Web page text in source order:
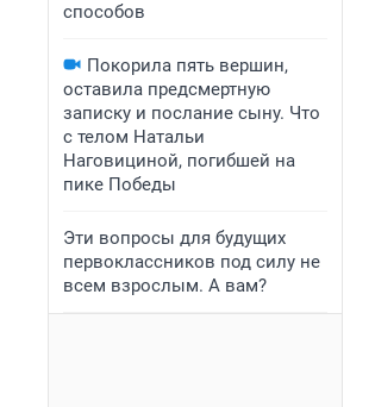
способов
Покорила пять вершин,
оставила предсмертную
записку и послание сыну. Что
с телом Натальи
Наговициной, погибшей на
пике Победы
Эти вопросы для будущих
первоклассников под силу не
всем взрослым. А вам?